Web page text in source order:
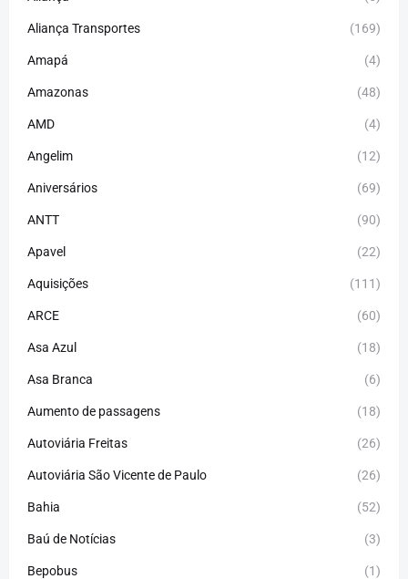
Aliança Transportes (169)
Amapá (4)
Amazonas (48)
AMD (4)
Angelim (12)
Aniversários (69)
ANTT (90)
Apavel (22)
Aquisições (111)
ARCE (60)
Asa Azul (18)
Asa Branca (6)
Aumento de passagens (18)
Autoviária Freitas (26)
Autoviária São Vicente de Paulo (26)
Bahia (52)
Baú de Notícias (3)
Bepobus (1)